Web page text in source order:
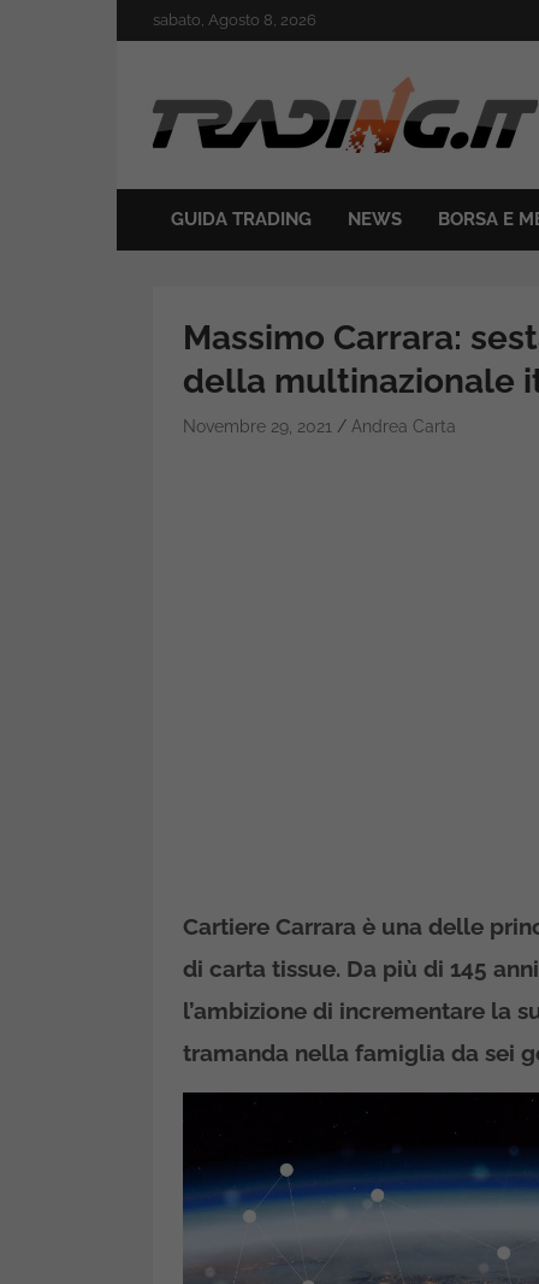
to
sabato, Agosto 8, 2026
Trading.it
GUIDA TRADING NEWS BORSA E
Massimo Carrara:
della multinazionale
Novembre 29, 2021 Andrea Carta
Cartiere Carrara è una delle
di carta tissue. Da più di 145
l’ambizione di incrementare la
tramanda nella famiglia da sei